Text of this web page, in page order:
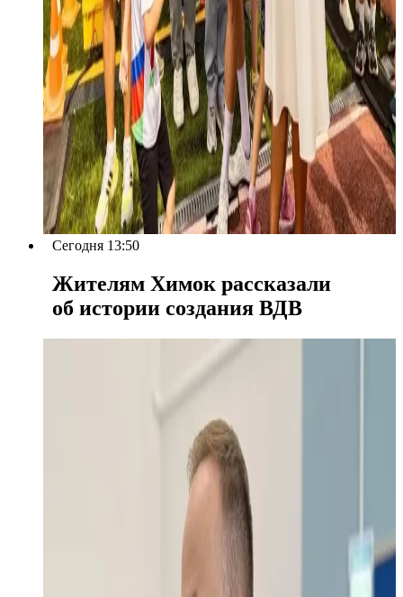
Сегодня 13:50
Жителям Химок рассказали
об истории создания ВДВ